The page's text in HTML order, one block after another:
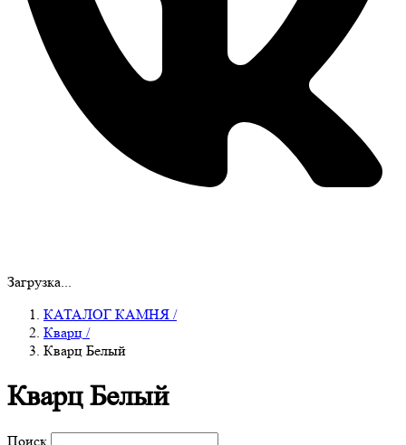
Загрузка...
КАТАЛОГ КАМНЯ /
Кварц /
Кварц Белый
Кварц Белый
Поиск